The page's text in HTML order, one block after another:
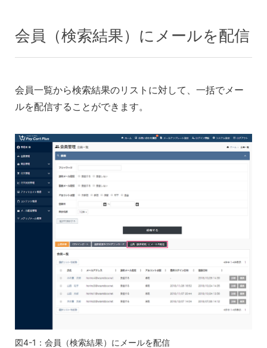
会員（検索結果）にメールを配信
会員一覧から検索結果のリストに対して、一括でメー
ルを配信することができます。
図4-1：会員（検索結果）にメールを配信